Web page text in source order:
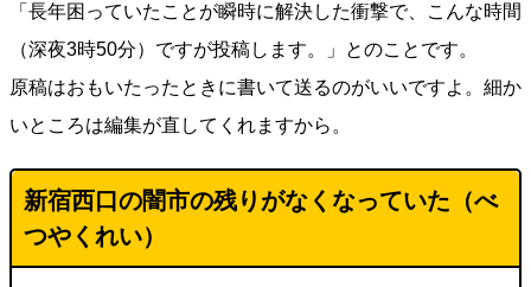
「長年困っていたことが瞬時に解決した衝撃で、こんな時間
（深夜3時50分）ですが投稿します。」とのことです。
原稿はおもいたったときに書いて送るのがいいですよ。細か
いところは編集が直してくれますから。
新宿西口の闇市の残りがなくなっていた（べ
つやくれい）